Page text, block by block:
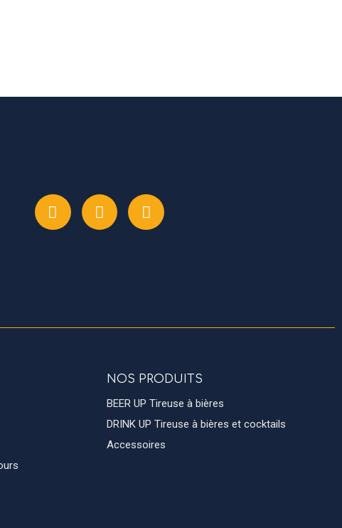
NOS PRODUITS
BEER UP Tireuse à bières
DRINK UP Tireuse à bières et cocktails
Accessoires